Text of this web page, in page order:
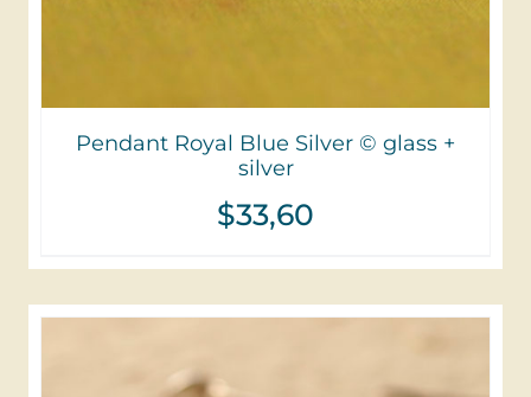
Pendant Royal Blue Silver © glass +
silver
$33,60